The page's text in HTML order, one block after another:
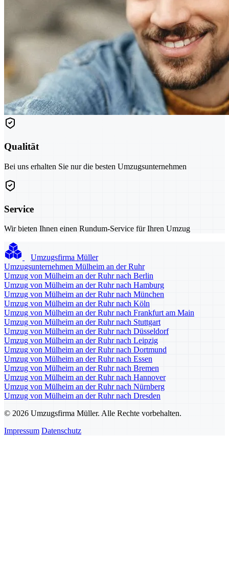
Qualität
Bei uns erhalten Sie nur die besten Umzugsunternehmen
Service
Wir bieten Ihnen einen Rundum-Service für Ihren Umzug
Umzugsfirma Müller
Umzugsunternehmen Mülheim an der Ruhr
Umzug von Mülheim an der Ruhr nach Berlin
Umzug von Mülheim an der Ruhr nach Hamburg
Umzug von Mülheim an der Ruhr nach München
Umzug von Mülheim an der Ruhr nach Köln
Umzug von Mülheim an der Ruhr nach Frankfurt am Main
Umzug von Mülheim an der Ruhr nach Stuttgart
Umzug von Mülheim an der Ruhr nach Düsseldorf
Umzug von Mülheim an der Ruhr nach Leipzig
Umzug von Mülheim an der Ruhr nach Dortmund
Umzug von Mülheim an der Ruhr nach Essen
Umzug von Mülheim an der Ruhr nach Bremen
Umzug von Mülheim an der Ruhr nach Hannover
Umzug von Mülheim an der Ruhr nach Nürnberg
Umzug von Mülheim an der Ruhr nach Dresden
© 2026 Umzugsfirma Müller. Alle Rechte vorbehalten.
Impressum Datenschutz